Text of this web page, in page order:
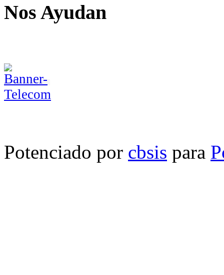
Nos Ayudan
Potenciado por cbsis para